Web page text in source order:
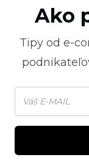
Ako
Tipy od e-